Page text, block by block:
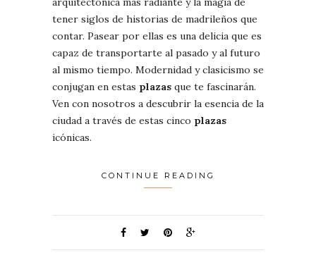
tener siglos de historias de madrileños que
contar. Pasear por ellas es una delicia que es
capaz de transportarte al pasado y al futuro
al mismo tiempo. Modernidad y clasicismo se
conjugan en estas plazas que te fascinarán.
Ven con nosotros a descubrir la esencia de la
ciudad a través de estas cinco plazas
icónicas.
CONTINUE READING